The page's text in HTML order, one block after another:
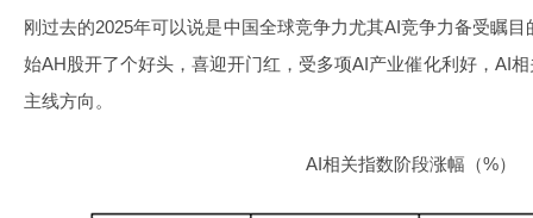
刚过去的2025年可以说是中国全球竞争力尤其AI竞争力备受瞩
始AH股开了个好头，喜迎开门红，受多项AI产业催化利好，AI
主线方向。
AI相关指数阶段涨幅（%）